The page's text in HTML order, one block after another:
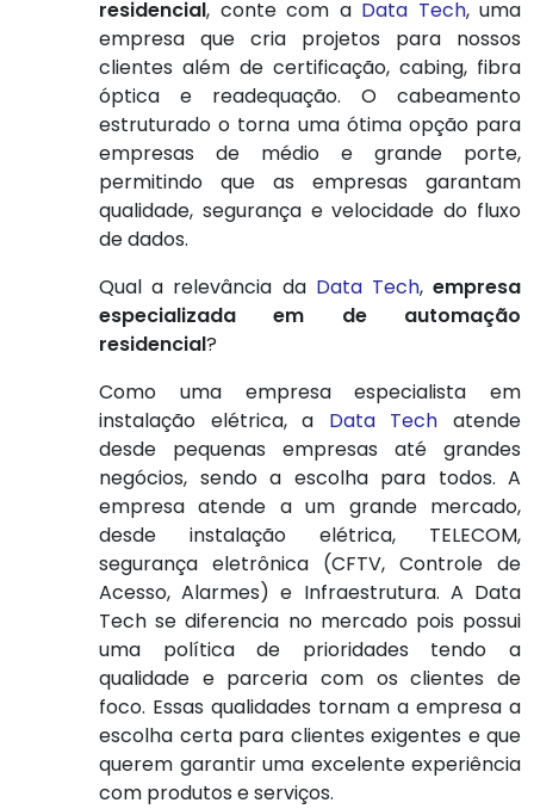
residencial, conte com a Data Tech, uma
empresa que cria projetos para nossos
clientes além de certificação, cabing, fibra
óptica e readequação. O cabeamento
estruturado o torna uma ótima opção para
empresas de médio e grande porte,
permitindo que as empresas garantam
qualidade, segurança e velocidade do fluxo
de dados.
Qual a relevância da Data Tech,empresa
especializada em de automação
residencial?
Como uma empresa especialista em
instalação elétrica, a Data Tech atende
desde pequenas empresas até grandes
negócios, sendo a escolha para todos. A
empresa atende a um grande mercado,
desde instalação elétrica, TELECOM,
segurança eletrônica (CFTV, Controle de
Acesso, Alarmes) e Infraestrutura. A Data
Tech se diferencia no mercado pois possui
uma política de prioridades tendo a
qualidade e parceria com os clientes de
foco. Essas qualidades tornam a empresa a
escolha certa para clientes exigentes e que
querem garantir uma excelente experiência
com produtos e serviços.